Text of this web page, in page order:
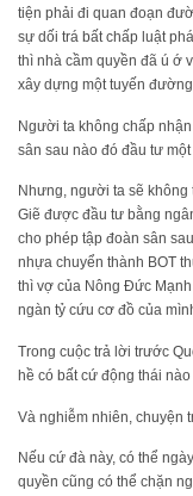
tiện phải đi quan đoạn
sự dối trá bất chấp luật
thì nhà cầm quyền đã ú ớ
xây dựng một tuyến
Người ta không chấp
sân sau nào đó đầu tư
Nhưng, người ta sẽ
Giẽ được đầu tư bằng
cho phép tập đoàn sân
nhựa chuyển thành BOT
thì vợ của Nông Đức
ngàn tỷ cứu cơ đồ của
Trong cuộc trả lời trước
hề có bất cứ động thái
Và nghiễm nhiên, chuyện
Nếu cứ đà này, có thể
quyền cũng có thể chặn